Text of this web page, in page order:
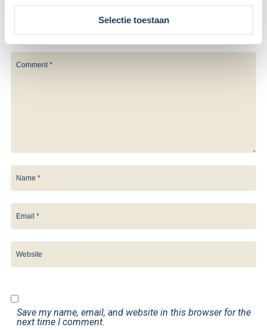
Selectie toestaan
Je e-mailadres wordt niet gepubliceerd.
Save my name, email, and website in this browser for the
next time I comment.